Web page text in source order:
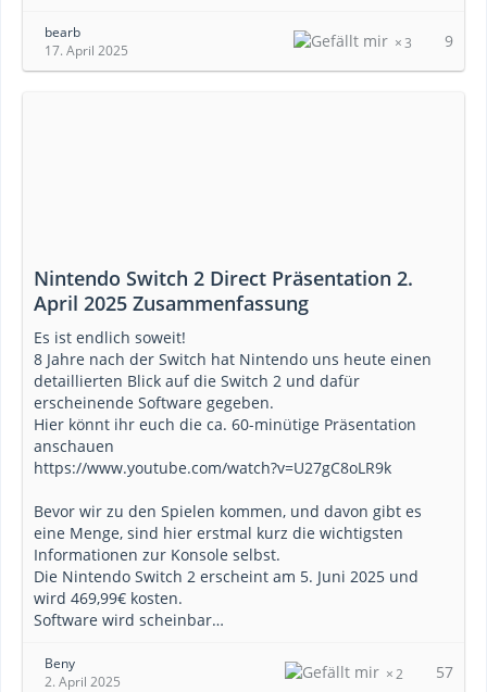
bearb
17. April 2025
3 9
Nintendo Switch 2 Direct Präsentation 2.
April 2025 Zusammenfassung
Es ist endlich soweit!
8 Jahre nach der Switch hat Nintendo uns heute einen
detaillierten Blick auf die Switch 2 und dafür
erscheinende Software gegeben.
Hier könnt ihr euch die ca. 60-minütige Präsentation
anschauen
https://www.youtube.com/watch?v=U27gC8oLR9k
Bevor wir zu den Spielen kommen, und davon gibt es
eine Menge, sind hier erstmal kurz die wichtigsten
Informationen zur Konsole selbst.
Die Nintendo Switch 2 erscheint am 5. Juni 2025 und
wird 469,99€ kosten.
Software wird scheinbar…
Beny
2. April 2025
2 57